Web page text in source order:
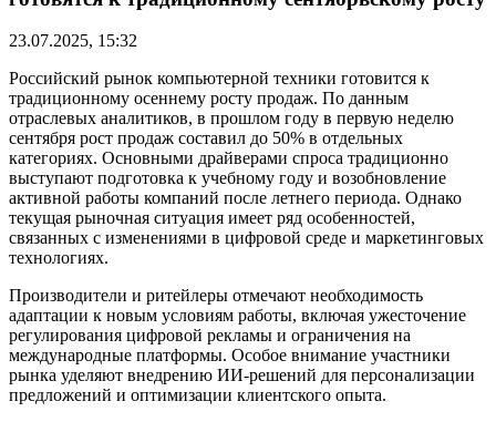
23.07.2025, 15:32
Российский рынок компьютерной техники готовится к
традиционному осеннему росту продаж. По данным
отраслевых аналитиков, в прошлом году в первую неделю
сентября рост продаж составил до 50% в отдельных
категориях. Основными драйверами спроса традиционно
выступают подготовка к учебному году и возобновление
активной работы компаний после летнего периода. Однако
текущая рыночная ситуация имеет ряд особенностей,
связанных с изменениями в цифровой среде и маркетинговых
технологиях.
Производители и ритейлеры отмечают необходимость
адаптации к новым условиям работы, включая ужесточение
регулирования цифровой рекламы и ограничения на
международные платформы. Особое внимание участники
рынка уделяют внедрению ИИ-решений для персонализации
предложений и оптимизации клиентского опыта.